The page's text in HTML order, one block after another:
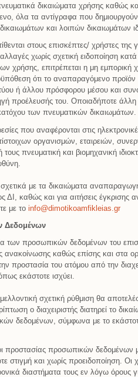
δικαιώματα χρήσης καθώς και
όλα τα αντίγραφα που
και λοιπών δικαιωμάτων
στους επισκέπτες/ χρήστες
χωρίς σχετική ειδοποίηση κατά
χρήσης, επιτρέπεται η μη
ότι το αναπαραγόμενο προϊόν
ή άλλου πρόσφορου μέσου και
προέλευσής του. Οποιαδήποτε άλλη
των πνευματικών δικαιωμάτων.
που αναφέρονται στις
οργανισμών, εταιρειών,
πνευματική και βιομηχανική
με τα δικαιώματα
ΔΙ, καθώς και για αιτήσεις
με το info@dimotikoamfikleias.gr
Δεδομένων
των προσωπικών δεδομένων του
καθώς επίσης και στα
την προστασία του ατόμου από την
εκάστοτε ισχύει.
σχετική ρύθμιση θα
ο διαχειριστής διατηρεί το
δεδομένων, σύμφωνα με το
προστασίας προσωπικών δεδομένων
στιγμή και χωρίς προειδοποίηση. Οι
διαστήματα τους εν λόγω όρους